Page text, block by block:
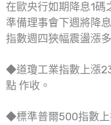
在歐央行如期降息1
準備理事會下週將降
指數週四狹幅震盪漲
◆道瓊工業指數上漲
點 作收。
◆標準普爾500指數上